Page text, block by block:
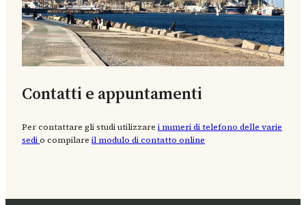
Contatti e appuntamenti
Per contattare gli studi utilizzare i numeri di telefono delle varie
sedio compilare il modulo di contatto online